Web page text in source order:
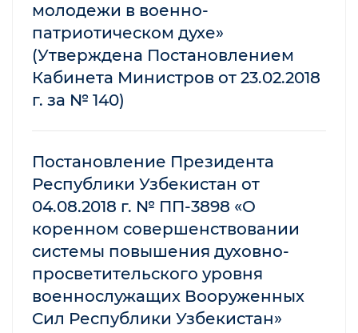
молодежи в военно-
патриотическом духе»
(Утверждена Постановлением
Кабинета Министров от 23.02.2018
г. за № 140)
Постановление Президента
Республики Узбекистан от
04.08.2018 г. № ПП-3898 «О
коренном совершенствовании
системы повышения духовно-
просветительского уровня
военнослужащих Вооруженных
Сил Республики Узбекистан»